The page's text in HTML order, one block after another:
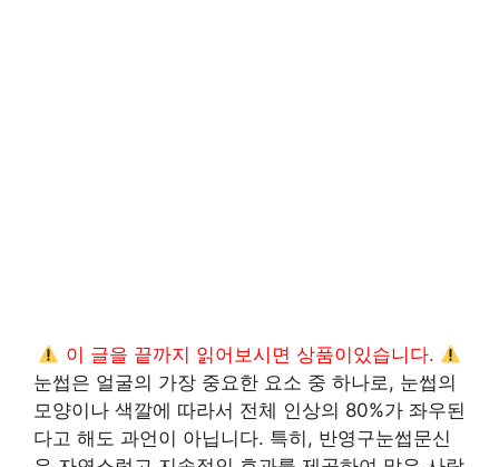
이 글을 끝까지 읽어보시면 상품이있습니다.
눈썹은 얼굴의 가장 중요한 요소 중 하나로, 눈썹의
모양이나 색깔에 따라서 전체 인상의 80%가 좌우된
다고 해도 과언이 아닙니다. 특히, 반영구눈썹문신